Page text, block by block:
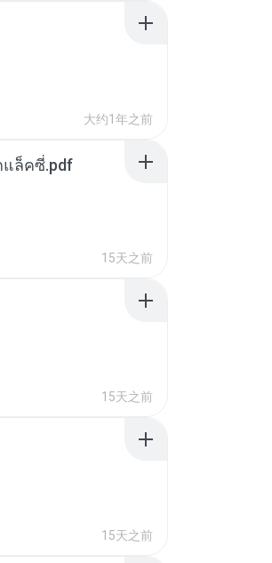
大约1年之前
แล็คซี่.pdf
15天之前
15天之前
15天之前